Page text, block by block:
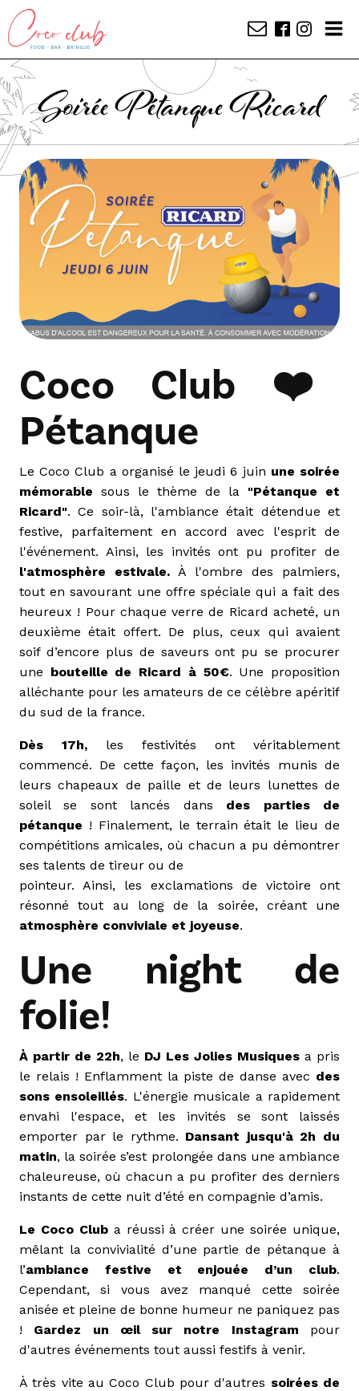
Soirée Pétanque Ricard
Coco Club ❤️
Pétanque
Le Coco Club a organisé le jeudi 6 juin une soirée
mémorable sous le thème de la "Pétanque et
Ricard". Ce soir-là, l'ambiance était détendue et
festive, parfaitement en accord avec l'esprit de
l'événement. Ainsi, les invités ont pu profiter de
l'atmosphère estivale. À l'ombre des palmiers,
tout en savourant une offre spéciale qui a fait des
heureux ! Pour chaque verre de Ricard acheté, un
deuxième était offert. De plus, ceux qui avaient
soif d’encore plus de saveurs ont pu se procurer
une bouteille de Ricard à 50€. Une proposition
alléchante pour les amateurs de ce célèbre apéritif
du sud de la france.
Dès 17h, les festivités ont véritablement
commencé. De cette façon, les invités munis de
leurs chapeaux de paille et de leurs lunettes de
soleil se sont lancés dans des parties de
pétanque ! Finalement, le terrain était le lieu de
compétitions amicales, où chacun a pu démontrer
ses talents de tireur ou de
pointeur. Ainsi, les exclamations de victoire ont
résonné tout au long de la soirée, créant une
atmosphère conviviale et joyeuse.
Une night de
folie!
À partir de 22h, le DJ Les Jolies Musiques a pris
le relais ! Enflamment la piste de danse avec des
sons ensoleillés. L'énergie musicale a rapidement
envahi l'espace, et les invités se sont laissés
emporter par le rythme. Dansant jusqu'à 2h du
matin, la soirée s’est prolongée dans une ambiance
chaleureuse, où chacun a pu profiter des derniers
instants de cette nuit d’été en compagnie d’amis.
Le Coco Cluba réussi à créer une soirée unique,
mêlant la convivialité d’une partie de pétanque à
l’ambiance festive et enjouée d’un club.
Cependant, si vous avez manqué cette soirée
anisée et pleine de bonne humeur ne paniquez pas
! Gardez un œil sur notre Instagram
pour
d'autres événements tout aussi festifs à venir.
À très vite au Coco Club pour d'autres soirées de